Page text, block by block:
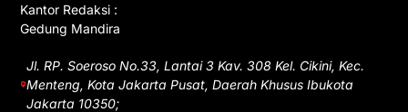
Kantor Redaksi :
Gedung Mandira
Jl. RP. Soeroso No.33, Lantai 3 Kav. 308 Kel. Cikini, Kec.
Menteng, Kota Jakarta Pusat, Daerah Khusus Ibukota
Jakarta 10350;